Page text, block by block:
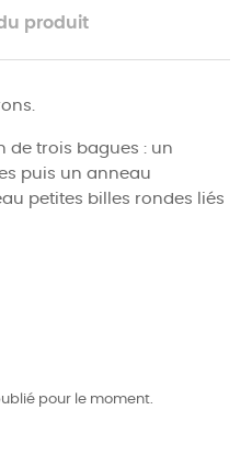
produit
de trois bagues : un
puis un anneau
petites billes rondes liés
pour le moment.